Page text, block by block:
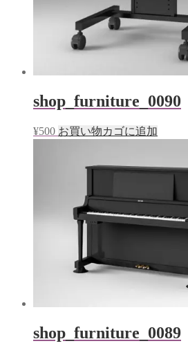
shop_furniture_0090
¥500 お買い物カゴに追加
shop_furniture_0089